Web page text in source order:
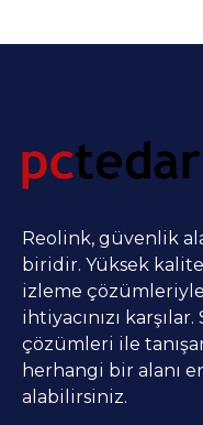
Reolink, güvenlik
biridir. Yüksek
izleme
ihtiyacınızı
çözümleri ile
herhangi bir alanı
alabilirsiniz.